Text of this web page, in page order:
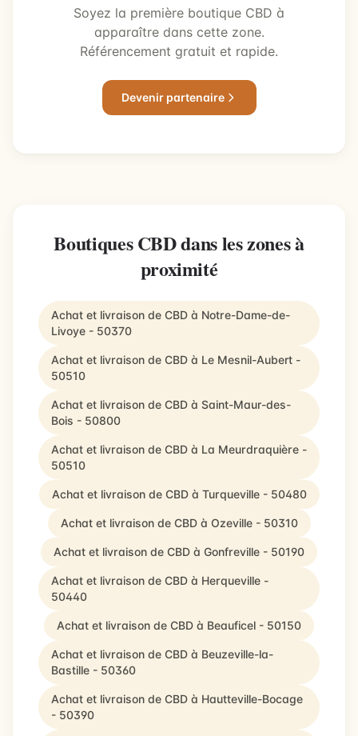
Soyez la première boutique CBD à
apparaître dans cette zone.
Référencement gratuit et rapide.
Devenir partenaire
Boutiques CBD dans les zones à
proximité
Achat et livraison de CBD à Notre-Dame-de-
Livoye - 50370
Achat et livraison de CBD à Le Mesnil-Aubert -
50510
Achat et livraison de CBD à Saint-Maur-des-
Bois - 50800
Achat et livraison de CBD à La Meurdraquière -
50510
Achat et livraison de CBD à Turqueville - 50480
Achat et livraison de CBD à Ozeville - 50310
Achat et livraison de CBD à Gonfreville - 50190
Achat et livraison de CBD à Herqueville -
50440
Achat et livraison de CBD à Beauficel - 50150
Achat et livraison de CBD à Beuzeville-la-
Bastille - 50360
Achat et livraison de CBD à Hautteville-Bocage
- 50390